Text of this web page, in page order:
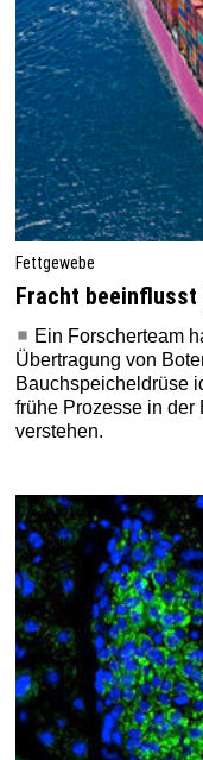
Fettgewebe
Fracht
Ein Forscherteam
Übertragung von
Bauchspeicheldrüse
frühe Prozesse in der
verstehen.